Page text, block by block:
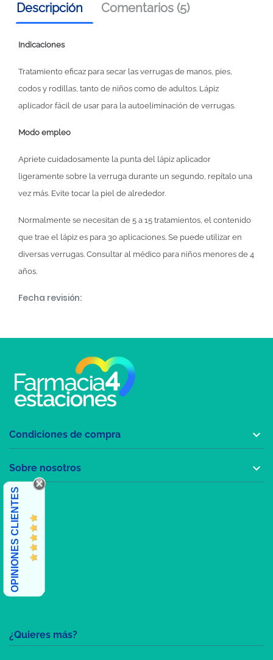
Descripción Comentarios (5)
Indicaciones
Tratamiento eficaz para secar las verrugas de manos, pies,
codos y rodillas, tanto de niños como de adultos. Lápiz
aplicador fácil de usar para la autoeliminación de verrugas.
Modo empleo
Apriete cuidadosamente la punta del lápiz aplicador
ligeramente sobre la verruga durante un segundo, repítalo una
vez más. Evite tocar la piel de alrededor.
Normalmente se necesitan de 5 a 15 tratamientos, el contenido
que trae el lápiz es para 30 aplicaciones. Se puede utilizar en
diversas verrugas. Consultar al médico para niños menores de 4
años.
Fecha revisión:
¿Quieres más?
Condiciones de compra 
Sobre nosotros 
OPINIONES CLIENTES